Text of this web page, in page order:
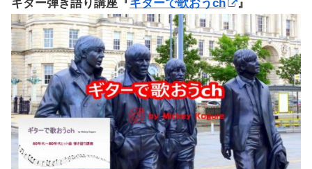
ギター弾き語り講座『ギターで歌おうch 』